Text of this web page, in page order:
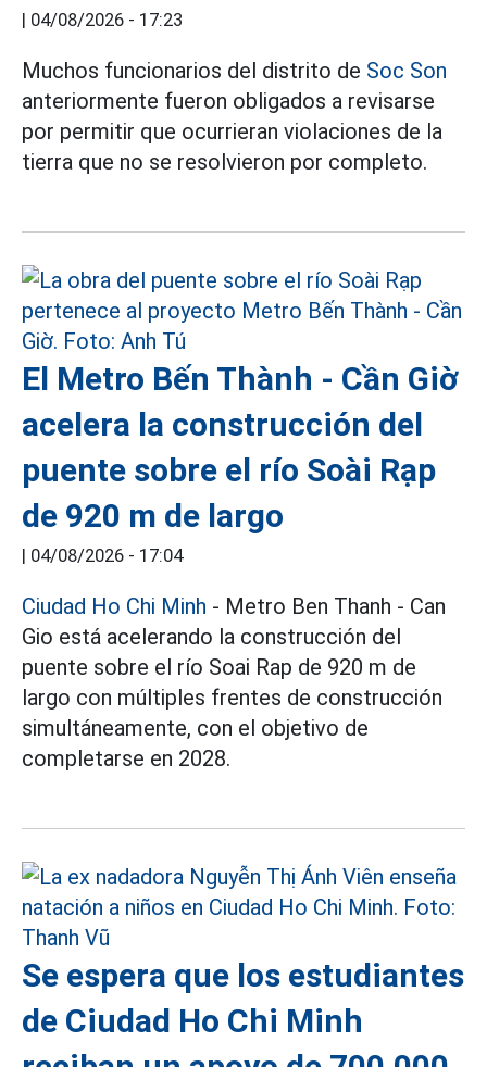
| 04/08/2026 - 17:23
Muchos funcionarios del distrito de Soc Son
anteriormente fueron obligados a revisarse
por permitir que ocurrieran violaciones de la
tierra que no se resolvieron por completo.
El Metro Bến Thành - Cần Giờ
acelera la construcción del
puente sobre el río Soài Rạp
de 920 m de largo
| 04/08/2026 - 17:04
Ciudad Ho Chi Minh - Metro Ben Thanh - Can
Gio está acelerando la construcción del
puente sobre el río Soai Rap de 920 m de
largo con múltiples frentes de construcción
simultáneamente, con el objetivo de
completarse en 2028.
Se espera que los estudiantes
de Ciudad Ho Chi Minh